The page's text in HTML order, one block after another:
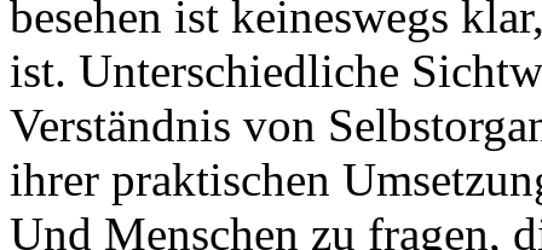
besehen ist keineswegs
ist. Unterschiedliche
Verständnis von
ihrer praktischen
Und Menschen zu fragen,